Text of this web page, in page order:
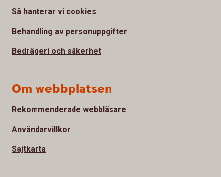
Så hanterar vi cookies
Behandling av personuppgifter
Bedrägeri och säkerhet
Om webbplatsen
Rekommenderade webbläsare
Användarvillkor
Sajtkarta